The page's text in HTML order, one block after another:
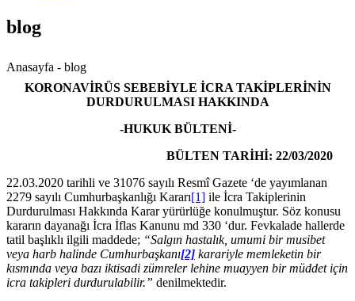
blog
Anasayfa - blog
KORONAVİRÜS SEBEBİYLE İCRA TAKİPLERİNİN
DURDURULMASI HAKKINDA
-HUKUK BÜLTENİ-
BÜLTEN TARİHİ: 22/03/2020
22.03.2020 tarihli ve 31076 sayılı Resmî Gazete ‘de yayımlanan
2279 sayılı Cumhurbaşkanlığı Kararı[1] ile İcra Takiplerinin
Durdurulması Hakkında Karar yürürlüğe konulmuştur. Söz konusu
kararın dayanağı İcra İflas Kanunu md 330 ‘dur. Fevkalade hallerde
tatil başlıklı ilgili maddede; “Salgın hastalık, umumi bir musibet
veya harb halinde Cumhurbaşkanı[2] karariyle memleketin bir
kısmında veya bazı iktisadi zümreler lehine muayyen bir müddet için
icra takipleri durdurulabilir.” denilmektedir.